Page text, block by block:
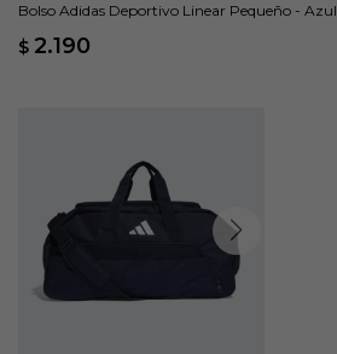
Bolso Adidas Deportivo Linear Pequeño - Azul
$ 2.190